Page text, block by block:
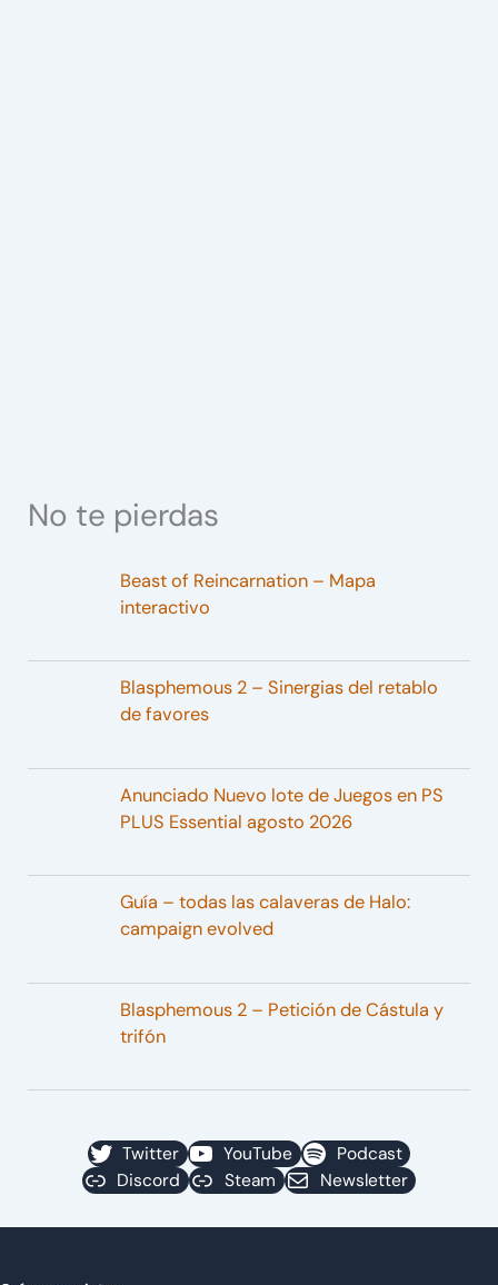
No te pierdas
Beast of Reincarnation – Mapa
interactivo
Blasphemous 2 – Sinergias del retablo
de favores
Anunciado Nuevo lote de Juegos en PS
PLUS Essential agosto 2026
Guía – todas las calaveras de Halo:
campaign evolved
Blasphemous 2 – Petición de Cástula y
trifón
Twitter YouTube
Podcast
Discord
Steam Newsletter